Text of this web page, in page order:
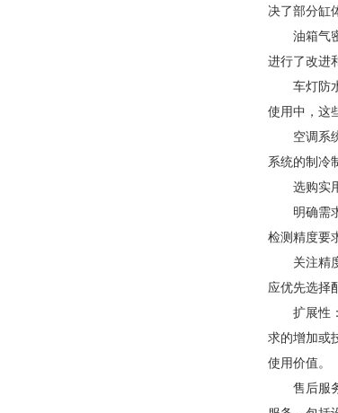
决了部分缸
油箱气
进行了改进
车灯防
使用中，这
空调系
系统的制冷
选购实
明确需
检测精度要
关注精
应优先选择
扩展性
求的增加或
使用价值。
售后服